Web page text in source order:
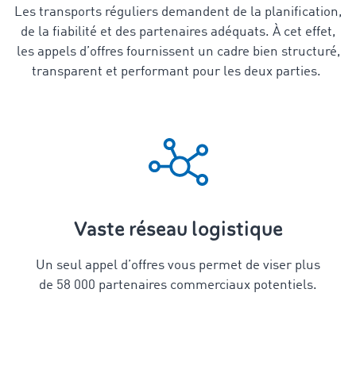
Les transports réguliers demandent de la planification,
de la fiabilité et des partenaires adéquats. À cet effet,
les appels d’offres fournissent un cadre bien structuré,
transparent et performant pour les deux parties.
Vaste réseau logistique
Un seul appel d’offres vous permet de viser plus
de 58 000 partenaires commerciaux potentiels.